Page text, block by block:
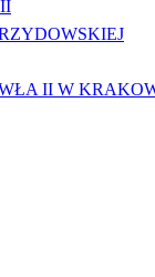
II W